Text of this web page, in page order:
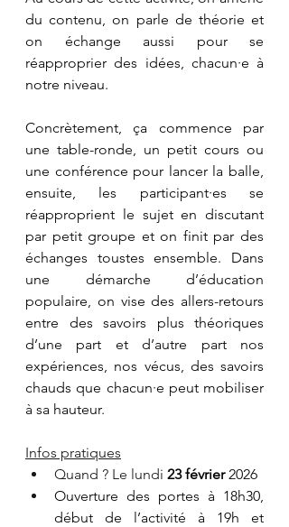
du contenu, on parle de théorie et
on échange aussi pour se
réapproprier des idées, chacun·e à
notre niveau.
Concrètement, ça commence par
une table-ronde, un petit cours ou
une conférence pour lancer la balle,
ensuite, les participant·es se
réapproprient le sujet en discutant
par petit groupe et on finit par des
échanges toustes ensemble. Dans
une démarche d’éducation
populaire, on vise des allers-retours
entre des savoirs plus théoriques
d’une part et d’autre part nos
expériences, nos vécus, des savoirs
chauds que chacun·e peut mobiliser
à sa hauteur.
Infos pratiques
Quand ? Le lundi 23 février 2026
Ouverture des portes à 18h30,
début de l’activité à 19h et